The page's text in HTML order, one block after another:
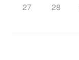
27 28